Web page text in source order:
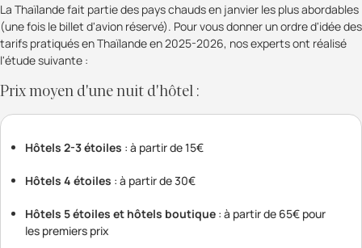
La Thaïlande fait partie des pays chauds en janvier les plus abordables
(une fois le billet d'avion réservé). Pour vous donner un ordre d'idée des
tarifs pratiqués en Thaïlande en 2025-2026, nos experts ont réalisé
l'étude suivante :
Prix moyen d'une nuit d'hôtel :
Hôtels 2-3 étoiles : à partir de 15€
Hôtels 4 étoiles : à partir de 30€
Hôtels 5 étoiles et hôtels boutique : à partir de 65€ pour
les premiers prix